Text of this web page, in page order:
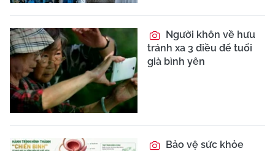
Người khôn về hưu
tránh xa 3 điều để tuổi
già bình yên
Bảo vệ sức khỏe